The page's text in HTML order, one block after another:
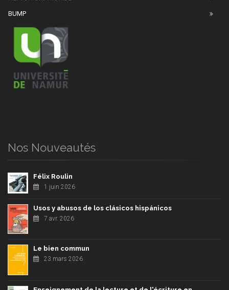
BUMP
Nos Nouveautés
Félix Roulin
1 juin 2026
Usos y abusos de los clásicos hispánicos
7 avr. 2026
Le bien commun
23 mars 2026